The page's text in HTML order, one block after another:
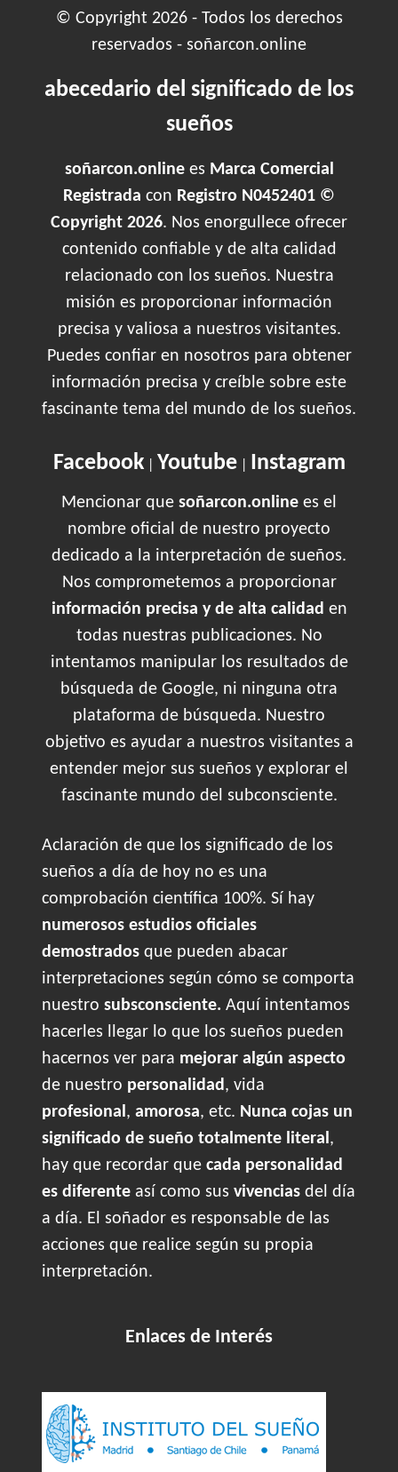
© Copyright 2026 - Todos los derechos
reservados - soñarcon.online
abecedario del significado de los
sueños
soñarcon.onlinees Marca Comercial
Registrada con Registro N0452401 ©
Copyright 2026. Nos enorgullece ofrecer
contenido confiable y de alta calidad
relacionado con los sueños. Nuestra
misión es proporcionar información
precisa y valiosa a nuestros visitantes.
Puedes confiar en nosotros para obtener
información precisa y creíble sobre este
fascinante tema del mundo de los sueños.
Facebook| Youtube| Instagram
Mencionar que soñarcon.online es el
nombre oficial de nuestro proyecto
dedicado a la interpretación de sueños.
Nos comprometemos a proporcionar
información precisa y de alta calidad en
todas nuestras publicaciones. No
intentamos manipular los resultados de
búsqueda de Google, ni ninguna otra
plataforma de búsqueda. Nuestro
objetivo es ayudar a nuestros visitantes a
entender mejor sus sueños y explorar el
fascinante mundo del subconsciente.
Aclaración de que los significado de los
sueños a día de hoy no es una
comprobación científica 100%. Sí hay
numerosos estudios oficiales
demostrados que pueden abacar
interpretaciones según cómo se comporta
nuestro subsconsciente. Aquí intentamos
hacerles llegar lo que los sueños pueden
hacernos ver para mejorar algún aspecto
de nuestro personalidad, vida
profesional, amorosa, etc. Nunca cojas un
significado de sueño totalmente literal,
hay que recordar que cada personalidad
es diferente así como sus vivencias del día
a día. El soñador es responsable de las
acciones que realice según su propia
interpretación.
Enlaces de Interés